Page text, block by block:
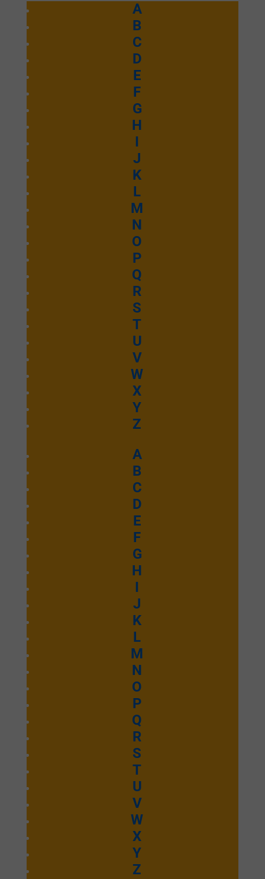
A
B
C
D
E
F
G
H
I
J
K
L
M
N
O
P
Q
R
S
T
U
V
W
X
Y
Z
A
B
C
D
E
F
G
H
I
J
K
L
M
N
O
P
Q
R
S
T
U
V
W
X
Y
Z